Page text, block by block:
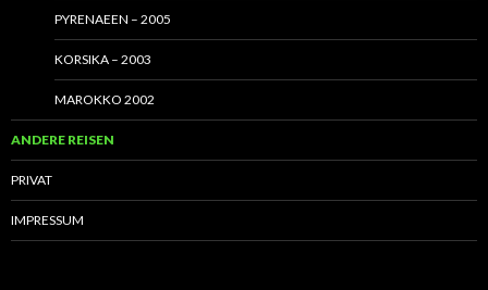
PYRENAEEN – 2005
KORSIKA – 2003
MAROKKO 2002
ANDERE REISEN
PRIVAT
IMPRESSUM